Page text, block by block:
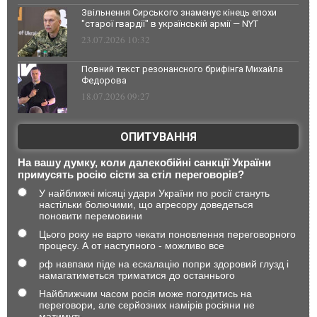
Звільнення Сирського знаменує кінець епохи
"старої гвардії" в українській армії — NYT
23.07.2026 10:32
Повний текст резонансного брифінга Михайла
Федорова
18.07.2026 09:27
ОПИТУВАННЯ
На вашу думку, коли далекобійні санкції України
примусять росію сісти за стіл переговорів?
У найближчі місяці удари України по росії стануть
настільки болючими, що агресору доведеться
поновити перемовини
Цього року не варто чекати поновлення переговорного
процесу. А от наступного - можливо все
рф навпаки піде на ескалацію попри здоровий глузд і
намагатиметься триматися до останнього
Найближчим часом росія може погодитись на
переговори, але серйозних намірів росіяни не